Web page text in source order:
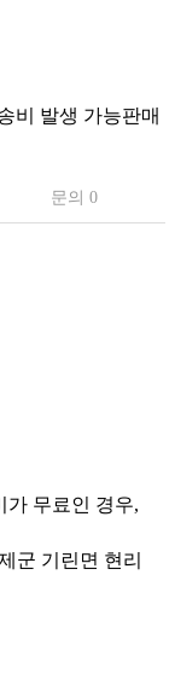
비 발생 가능판매
문의 0
가 무료인 경우,
군 기린면 현리